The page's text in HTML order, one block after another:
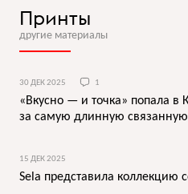
Принты
другие материалы
30 ДЕК 2025 1
«Вкусно — и точка» попала в
за самую длинную связанную
15 ДЕК 2025
Sela представила коллекцию